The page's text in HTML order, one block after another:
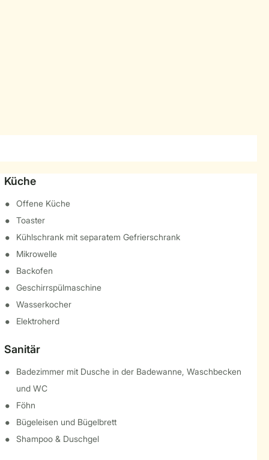
Küche
Offene Küche
Toaster
Kühlschrank mit separatem Gefrierschrank
Mikrowelle
Backofen
Geschirrspülmaschine
Wasserkocher
Elektroherd
Sanitär
Badezimmer mit Dusche in der Badewanne, Waschbecken
und WC
Föhn
Bügeleisen und Bügelbrett
Shampoo & Duschgel